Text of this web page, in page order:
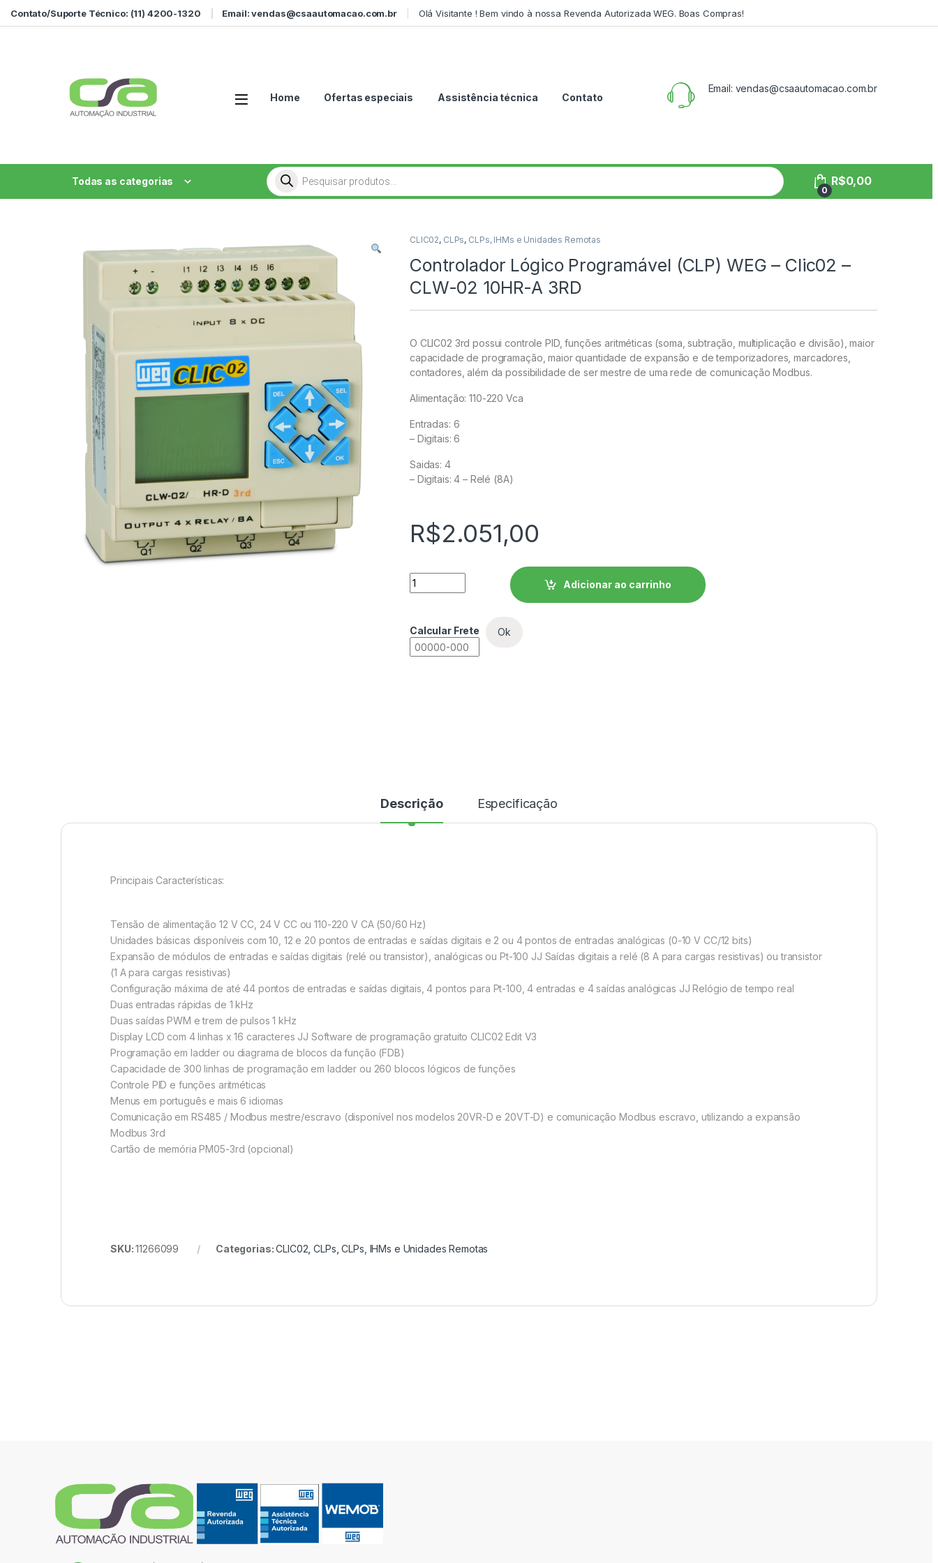
Ir para a navegação
Ir para o conteúdo
Contato/Suporte Técnico: (11) 4200-1320 Email: vendas@csaautomacao.com.br Olá Visitante ! Bem vindo à nossa Revenda Autorizada WEG. Boas Compras!
Home Ofertas especiais Assistência técnica Contato
Email: vendas@csaautomacao.com.br
Todas as categorias
Pesquisar produtos
0
R$0,00
CLIC02, CLPs, CLPs, IHMs e Unidades Remotas
Controlador Lógico Programável (CLP) WEG – Clic02 –
CLW-02 10HR-A 3RD
O CLIC02 3rd possui controle PID, funções aritméticas (soma, subtração, multiplicação e divisão), maior
capacidade de programação, maior quantidade de expansão e de temporizadores, marcadores,
contadores, além da possibilidade de ser mestre de uma rede de comunicação Modbus.
Alimentação: 110-220 Vca
Entradas: 6
– Digitais: 6
Saidas: 4
– Digitais: 4 – Relé (8A)
R$2.051,00
Controlador Lógico Programável (CLP) WEG - Clic02 - CLW-02 10HR-A 3RD quantidade
Adicionar ao carrinho
Calcular Frete Ok
Descrição Especificação
Principais Características:
Tensão de alimentação 12 V CC, 24 V CC ou 110-220 V CA (50/60 Hz)
Unidades básicas disponíveis com 10, 12 e 20 pontos de entradas e saídas digitais e 2 ou 4 pontos de entradas analógicas (0-10 V CC/12 bits)
Expansão de módulos de entradas e saídas digitais (relé ou transistor), analógicas ou Pt-100 JJ Saídas digitais a relé (8 A para cargas resistivas) ou transistor
(1 A para cargas resistivas)
Configuração máxima de até 44 pontos de entradas e saídas digitais, 4 pontos para Pt-100, 4 entradas e 4 saídas analógicas JJ Relógio de tempo real
Duas entradas rápidas de 1 kHz
Duas saídas PWM e trem de pulsos 1 kHz
Display LCD com 4 linhas x 16 caracteres JJ Software de programação gratuito CLIC02 Edit V3
Programação em ladder ou diagrama de blocos da função (FDB)
Capacidade de 300 linhas de programação em ladder ou 260 blocos lógicos de funções
Controle PID e funções aritméticas
Menus em português e mais 6 idiomas
Comunicação em RS485 / Modbus mestre/escravo (disponível nos modelos 20VR-D e 20VT-D) e comunicação Modbus escravo, utilizando a expansão
Modbus 3rd
Cartão de memória PM05-3rd (opcional)
SKU:11266099 Categorias:CLIC02 ,CLPs ,CLPs, IHMs e Unidades Remotas